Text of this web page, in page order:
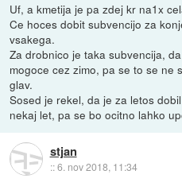
Uf, a kmetija je pa zdej kr na1x
Ce hoces dobit subvencijo za
vsakega.
Za drobnico je taka subvencija,
mogoce cez zimo, pa se to se ne
glav.
Sosed je rekel, da je za letos
nekaj let, pa se bo ocitno lahko
stjan
::6. nov 2018, 11:34